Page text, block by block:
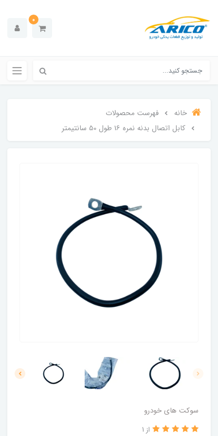
0
خانه
فهرست محصولات
کابل اتصال بدنه نمره 16 طول 50 سانتیمتر
سوکت های خودرو
از 1